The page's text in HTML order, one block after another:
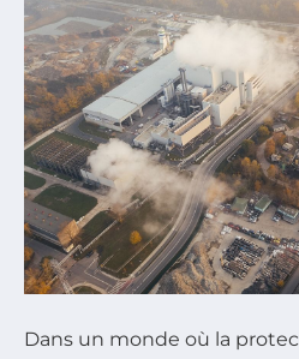
Dans un monde où la